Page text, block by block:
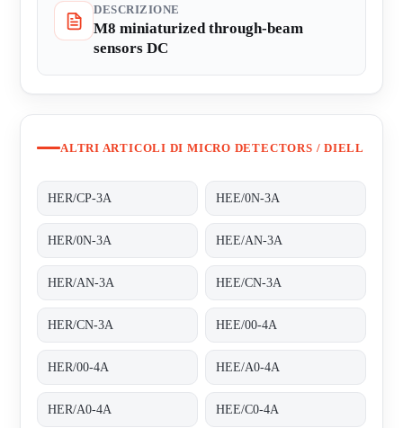
DESCRIZIONE
M8 miniaturized through-beam
sensors DC
ALTRI ARTICOLI DI MICRO DETECTORS / DIELL
HER/CP-3A HEE/0N-3A
HER/0N-3A HEE/AN-3A
HER/AN-3A HEE/CN-3A
HER/CN-3A HEE/00-4A
HER/00-4A HEE/A0-4A
HER/A0-4A HEE/C0-4A